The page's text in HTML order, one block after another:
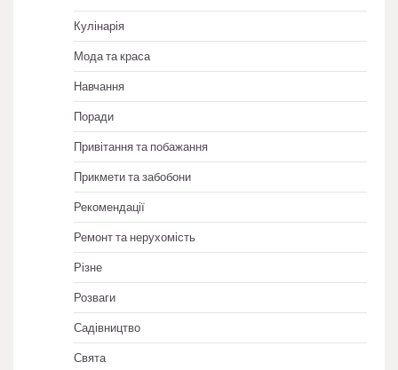
Кулінарія
Мода та краса
Навчання
Поради
Привітання та побажання
Прикмети та забобони
Рекомендації
Ремонт та нерухомість
Різне
Розваги
Садівництво
Свята